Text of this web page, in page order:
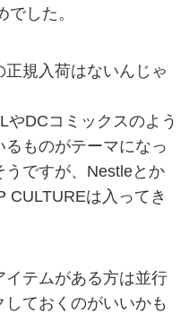
した。
規入荷はないんじゃ
やDCコミックスのよう
ものがテーマになっ
うですが、Nestleとか
CULTUREは入ってき
イテムがある方は並行
ておくのがいいかも